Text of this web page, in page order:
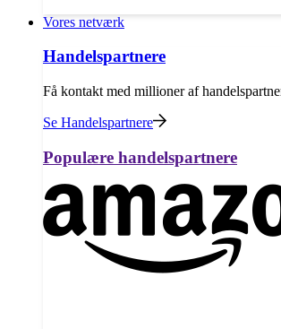
Vores netværk
Handelspartnere
Få kontakt med millioner af
Se Handelspartnere
Populære handelspartnere